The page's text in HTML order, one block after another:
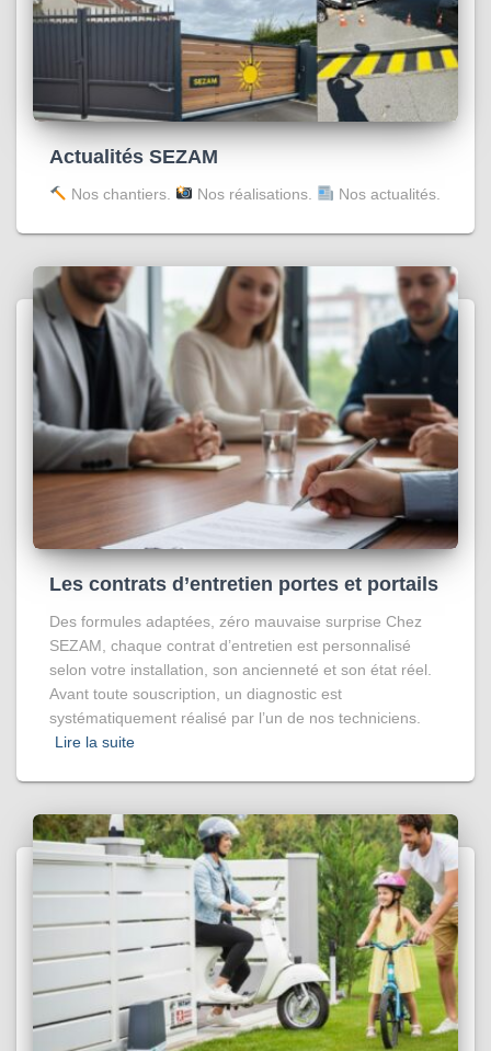
Actualités SEZAM
Nos chantiers. Nos réalisations. Nos actualités.
Les contrats d’entretien portes et portails
Des formules adaptées, zéro mauvaise surprise Chez
SEZAM, chaque contrat d’entretien est personnalisé
selon votre installation, son ancienneté et son état réel.
Avant toute souscription, un diagnostic est
systématiquement réalisé par l’un de nos techniciens.
Lire la suite